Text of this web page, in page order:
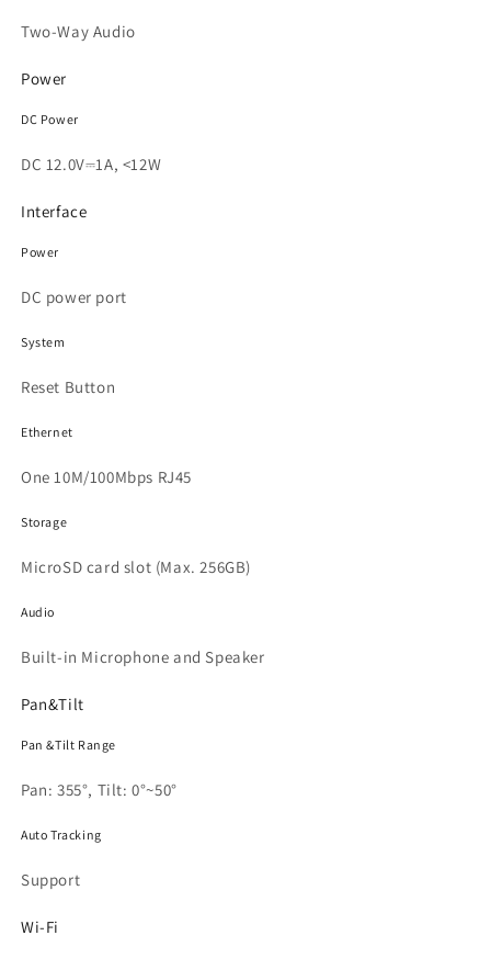
Two-Way Audio
Power
DC Power
DC 12.0V⎓1A, <12W
Interface
Power
DC power port
System
Reset Button
Ethernet
One 10M/100Mbps RJ45
Storage
MicroSD card slot (Max. 256GB)
Audio
Built-in Microphone and Speaker
Pan&Tilt
Pan &Tilt Range
Pan: 355°, Tilt: 0°~50°
Auto Tracking
Support
Wi-Fi